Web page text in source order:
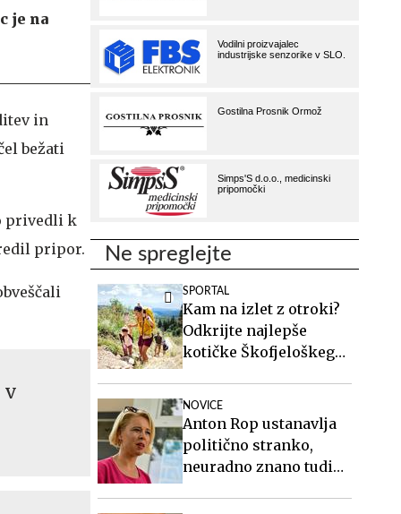
je na
in
bežati
privedli k
pripor.
v
Ne spreglejte
SPORTAL
Kam na izlet z otroki?
Odkrijte najlepše
kotičke Škofjeloškega
NOVICE
Anton Rop ustanavlja
politično stranko,
neuradno znano tudi